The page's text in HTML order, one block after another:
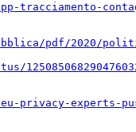
tracciamento-
pdf/2020/
privacy-experts-